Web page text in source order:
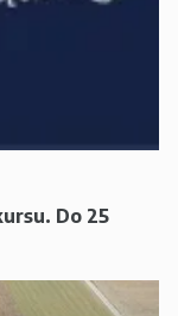
Do 25